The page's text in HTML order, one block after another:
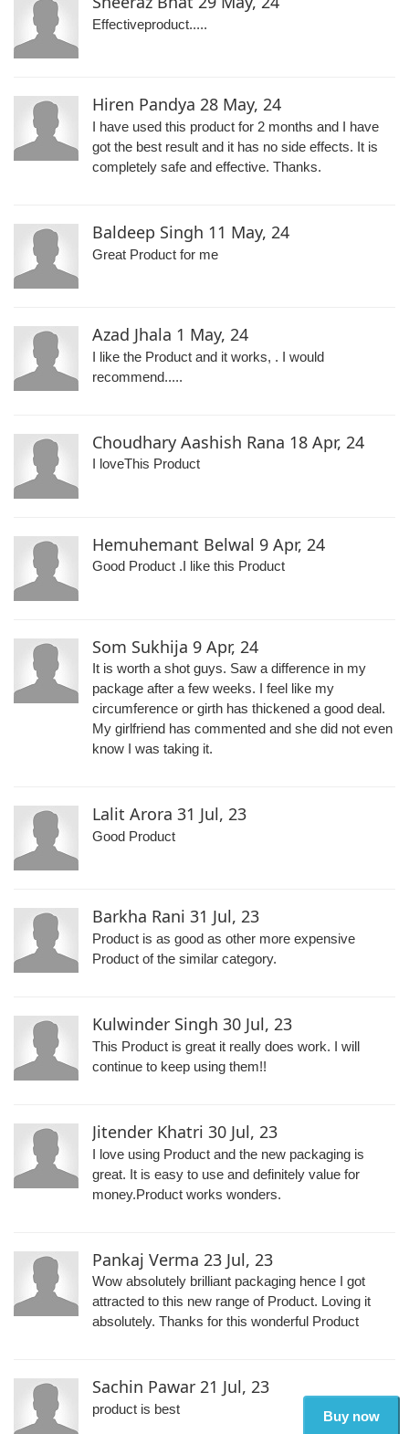
Effectiveproduct.....
Hiren Pandya 28 May, 24
I have used this product for 2 months and I have
got the best result and it has no side effects. It is
completely safe and effective. Thanks.
Baldeep Singh 11 May, 24
Great Product for me
Azad Jhala 1 May, 24
I like the Product and it works, . I would
recommend.....
Choudhary Aashish Rana 18 Apr, 24
I loveThis Product
Hemuhemant Belwal 9 Apr, 24
Good Product .I like this Product
Som Sukhija 9 Apr, 24
It is worth a shot guys. Saw a difference in my
package after a few weeks. I feel like my
circumference or girth has thickened a good deal.
My girlfriend has commented and she did not even
know I was taking it.
Lalit Arora 31 Jul, 23
Good Product
Barkha Rani 31 Jul, 23
Product is as good as other more expensive
Product of the similar category.
Kulwinder Singh 30 Jul, 23
This Product is great it really does work. I will
continue to keep using them!!
Jitender Khatri 30 Jul, 23
I love using Product and the new packaging is
great. It is easy to use and definitely value for
money.Product works wonders.
Pankaj Verma 23 Jul, 23
Wow absolutely brilliant packaging hence I got
attracted to this new range of Product. Loving it
absolutely. Thanks for this wonderful Product
Sachin Pawar 21 Jul, 23
product is best Buy now